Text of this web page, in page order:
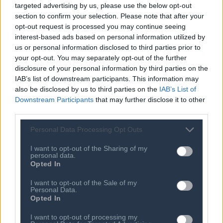
targeted advertising by us, please use the below opt-out
section to confirm your selection. Please note that after your
opt-out request is processed you may continue seeing
interest-based ads based on personal information utilized by
us or personal information disclosed to third parties prior to
your opt-out. You may separately opt-out of the further
disclosure of your personal information by third parties on the
IAB’s list of downstream participants. This information may
also be disclosed by us to third parties on the IAB’s List of
Downstream Participants that may further disclose it to other
Personal Data Processing Opt Outs
I want to opt-out of the Sharing of my
personal data.
Opted In
I want to opt-out of the Sale of my
Personal Data.
Opted In
I want to opt-out of processing my
Με αφορμή την ανάληψη του έργου, οΠαναγιώτης
Μακρυνιώτης, Διευθύνων Σύμβουλος τηςLenovo
Ελλάδα και Κύπροδήλωσε: «Είμαστε περήφανοι που
συμβάλλουμε καθοριστικά στη αναβάθμιση της
εθνικής υποδομής HPC και AI της Κύπρου,
προσφέροντας την υποδομή και την υπολογιστική ισχύ
που θα στηρίξει την καινοτομία και την ανάπτυξη για
τα επόμενα χρόνια. Η Lenovo δεσμεύεται να
συνεχίσει να υποστηρίζει την εξέλιξη της εθνικής
πλατφόρμας HPC & AI της Κύπρου, συμβάλλοντας στη
συνεχή αναβάθμιση και στην ενσωμάτωση νέων
τεχνολογιών».
Παράλληλα, οΝικόλας Κολοκασίδης, Country
Manager τηςCBS IT Systems Cyprus